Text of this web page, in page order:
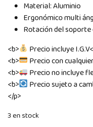
Material: Aluminio
Ergonómico multi
Rotación del soporte
<b>
Precio incluye
<b>
Precio con
<b>
Precio no incluye
<b>
Precio sujeto a
</p>
3 en stock